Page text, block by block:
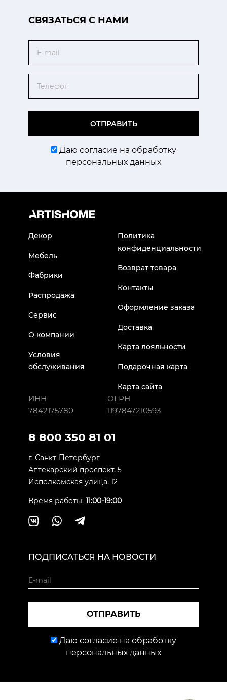
CВЯЗАТЬСЯ С НАМИ
ОТПРАВИТЬ
Даю согласие на обработку
персональных данных
Декор
Мебель
Фабрики
Распродажа
Сервис
О компании
Условия
обслуживания
Политика
конфиденциальности
Возврат товара
Контакты
Оформление заказа
Доставка
Карта лояльности
Подарочная карта
Карта сайта
ИНН
7842175780
ОГРН
1197847210593
8 800 350 81 01
г. Санкт-Петербург
Аптекарский проспект, 5
Исполкомская улица, 12
Время работы: 11:00-19:00
ПОДПИСАТЬСЯ НА НОВОСТИ
ОТПРАВИТЬ
Даю согласие на обработку
персональных данных